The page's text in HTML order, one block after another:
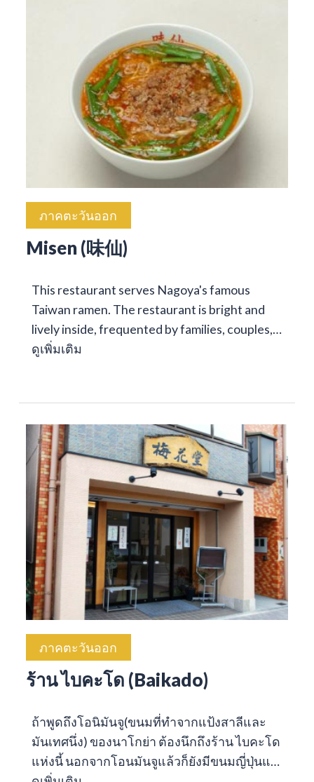
ภาคตะวันออก
Misen (味仙)
This restaurant serves Nagoya's famous
Taiwan ramen. The restaurant is bright and
lively inside, frequented by families, couples,…
ดูเพิ่มเติม
ภาคตะวันออก
ร้าน ไบคะโด (Baikado)
ถ้าพูดถึงโอนิมันจู(ขนมที่ทำจากแป้งสาลีและ
มันเทศนึ่ง) ของนาโกย่า ต้องนึกถึงร้าน ไบคะโด
แห่งนี้ นอกจากโอนมันจูแล้วก็ยังมีขนมญี่ปุ่นแ…